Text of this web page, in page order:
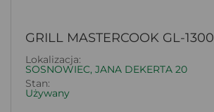
GRILL MASTERCOOK GL-1300
Lokalizacja:
SOSNOWIEC, JANA DEKERTA 20
Stan:
Używany